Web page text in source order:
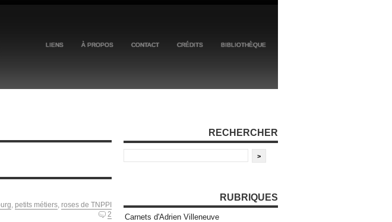
LIENS À PROPOS CONTACT CRÉDITS BIBLIOTHÈQUE
, petits métiers, roses de TNPPI
2
RECHERCHER
RUBRIQUES
Carnets d'Adrien Villeneuve